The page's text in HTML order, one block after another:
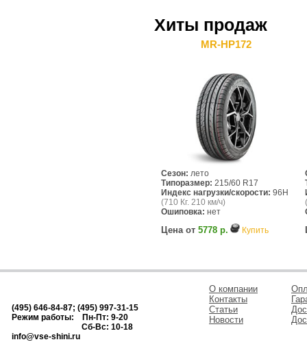
Хиты продаж
MR-HP172
Сезон: лето
Типоразмер: 215/60 R17
Индекс нагрузки/скорости: 96H
(710 Кг. 210 км/ч)
Ошиповка: нет
Цена от 5778 р. Купить
(495) 646-84-87; (495) 997-31-15
Режим работы: Пн-Пт: 9-20
Сб-Вс: 10-18
info@vse-shini.ru
О компании
Контакты
Статьи
Новости